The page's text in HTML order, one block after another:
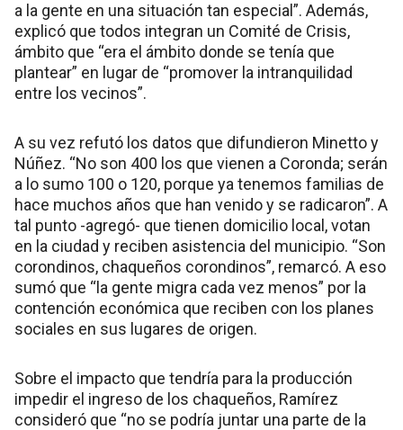
a la gente en una situación tan especial”. Además,
explicó que todos integran un Comité de Crisis,
ámbito que “era el ámbito donde se tenía que
plantear” en lugar de “promover la intranquilidad
entre los vecinos”.
A su vez refutó los datos que difundieron Minetto y
Núñez. “No son 400 los que vienen a Coronda; serán
a lo sumo 100 o 120, porque ya tenemos familias de
hace muchos años que han venido y se radicaron”. A
tal punto -agregó- que tienen domicilio local, votan
en la ciudad y reciben asistencia del municipio. “Son
corondinos, chaqueños corondinos”, remarcó. A eso
sumó que “la gente migra cada vez menos” por la
contención económica que reciben con los planes
sociales en sus lugares de origen.
Sobre el impacto que tendría para la producción
impedir el ingreso de los chaqueños, Ramírez
consideró que “no se podría juntar una parte de la